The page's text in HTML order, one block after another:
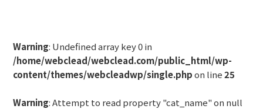
Warning: Undefined array key 0 in
/home/webclead/webclead.com/public_html/wp-
content/themes/webcleadwp/single.phpon line25
Warning: Attempt to read property "cat_name" on null